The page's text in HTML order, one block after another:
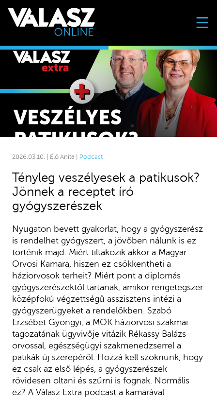
☰
2026.03.10. | Élő Anita | Podcast
Tényleg veszélyesek a patikusok?
Jönnek a receptet író
gyógyszerészek
Nyugaton bevett gyakorlat, hogy a gyógyszerész
is rendelhet gyógyszert, a jövőben nálunk is ez
történik majd. Miért tiltakozik akkor a Magyar
Orvosi Kamara, hiszen ez csökkentheti a
háziorvosok terheit? Miért pont a diplomás
gyógyszerészektől tartanak, amikor rengetegszer
középfokú végzettségű asszisztens intézi a
gyógyszerügyeket a rendelőkben. Szabó
Erzsébet Gyöngyi, a MOK háziorvosi szakmai
tagozatának ügyvivője vitázik Rékassy Balázs
orvossal, egészségügyi szakmenedzserrel a
patikák új szerepéről. Hozzá kell szoknunk, hogy
ez csak az első lépés, a gyógyszerészek
rövidesen oltani és szűrni is fognak. Normális
ez? A Válasz Extra podcast a kamarával